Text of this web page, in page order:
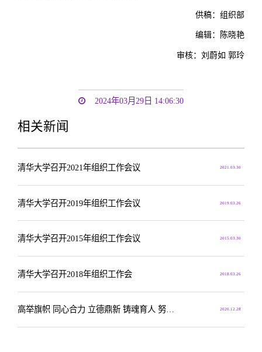
供稿：组织部
编辑：陈晓艳
审核：刘蔚如 郭玲
2024年03月29日 14:06:30
相关新闻
2021.03.30
清华大学召开2021年组织工作会议
2019.03.26
清华大学召开2019年组织工作会议
2015.03.30
清华大学召开2015年组织工作会议
2018.03.26
清华大学召开2018年组织工作会
2020.12.28
高举旗帜 同心合力 立德鼎新 铸魂育人 努力开拓新时代学校宣传思想工作新局面